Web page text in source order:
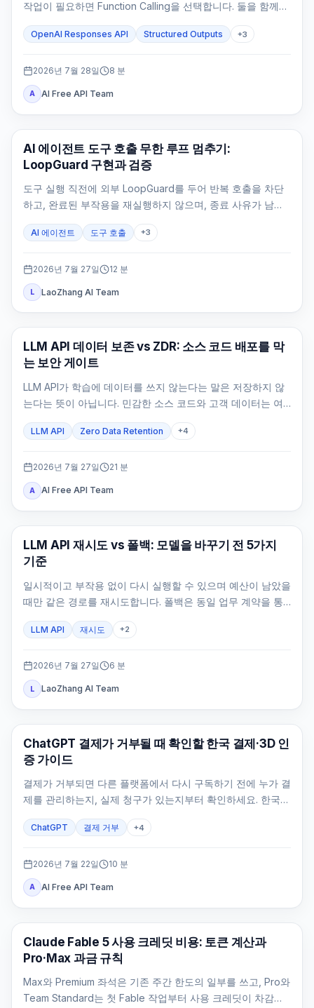
작업이 필요하면 Function Calling을 선택합니다. 둘을 함께
할 때뿐입니다.
OpenAI Responses API Structured Outputs +3
2026년 7월 28일 8 분
A AI Free API Team
AI API
AI 에이전트 도구 호출 무한 루프 멈추기:
LoopGuard 구현과 검증
도구 실행 직전에 외부 LoopGuard를 두어 반복 호출을 차단
하고, 완료된 부작용을 재실행하지 않으며, 종료 사유가 남는
AI 에이전트 도구 호출 +3
2026년 7월 27일 12 분
L LaoZhang AI Team
API 가이드
LLM API 데이터 보존 vs ZDR: 소스 코드 배포를 막
는 보안 게이트
LLM API가 학습에 데이터를 쓰지 않는다는 말은 저장하지 않
는다는 뜻이 아닙니다. 민감한 소스 코드와 고객 데이터는 여
에만 배포해야 합니다.
LLM API Zero Data Retention +4
2026년 7월 27일 21 분
A AI Free API Team
API 가이드
LLM API 재시도 vs 폴백: 모델을 바꾸기 전 5가지
기준
일시적이고 부작용 없이 다시 실행할 수 있으며 예산이 남았을
때만 같은 경로를 재시도합니다. 폴백은 동일 업무 계약을 통
LLM API 재시도 +2
2026년 7월 27일 6 분
L LaoZhang AI Team
ChatGPT
ChatGPT 결제가 거부될 때 확인할 한국 결제·3D 인
증 가이드
결제가 거부되면 다른 플랫폼에서 다시 구독하기 전에 누가 결
제를 관리하는지, 실제 청구가 있는지부터 확인하세요. 한국
로를 정리했습니다.
ChatGPT 결제 거부 +4
2026년 7월 22일 10 분
A AI Free API Team
Claude AI
Claude Fable 5 사용 크레딧 비용: 토큰 계산과
Pro·Max 과금 규칙
Max와 Premium 좌석은 기존 주간 한도의 일부를 쓰고, Pro와
Team Standard는 첫 Fable 작업부터 사용 크레딧이 차감됩